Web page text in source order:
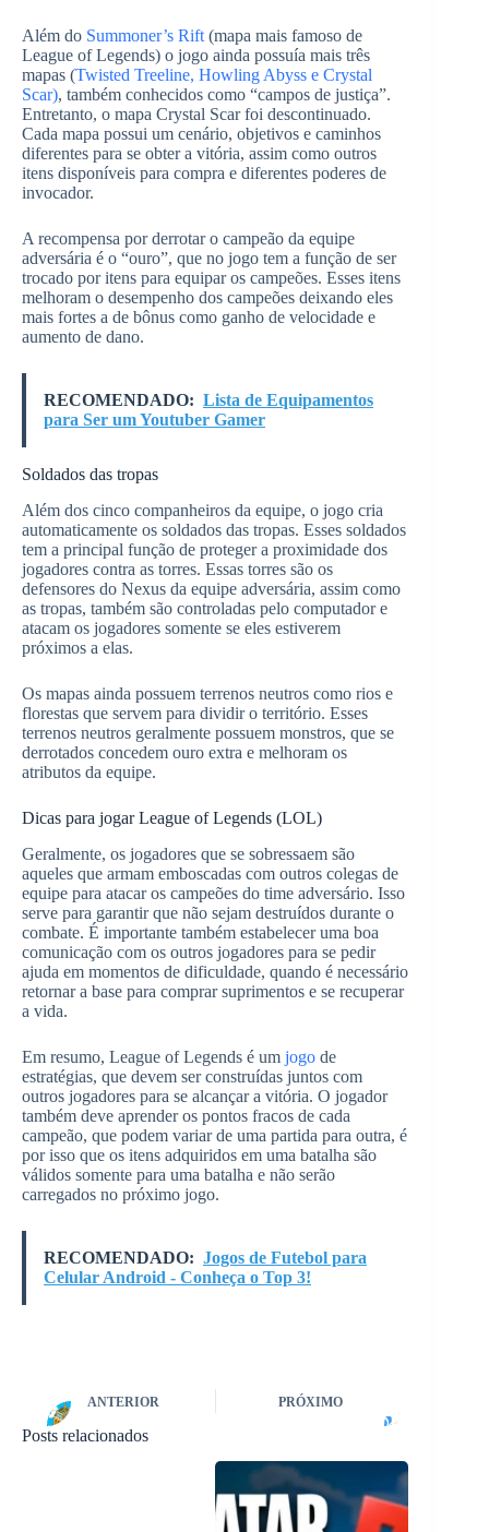
Além do Summoner’s Rift (mapa mais famoso de
League of Legends) o jogo ainda possuía mais três
mapas (Twisted Treeline, Howling Abyss e Crystal
Scar), também conhecidos como “campos de justiça”.
Entretanto, o mapa Crystal Scar foi descontinuado.
Cada mapa possui um cenário, objetivos e caminhos
diferentes para se obter a vitória, assim como outros
itens disponíveis para compra e diferentes poderes de
invocador.
A recompensa por derrotar o campeão da equipe
adversária é o “ouro”, que no jogo tem a função de ser
trocado por itens para equipar os campeões. Esses itens
melhoram o desempenho dos campeões deixando eles
mais fortes a de bônus como ganho de velocidade e
aumento de dano.
RECOMENDADO: Lista de Equipamentos
para Ser um Youtuber Gamer
Soldados das tropas
Além dos cinco companheiros da equipe, o jogo cria
automaticamente os soldados das tropas. Esses soldados
tem a principal função de proteger a proximidade dos
jogadores contra as torres. Essas torres são os
defensores do Nexus da equipe adversária, assim como
as tropas, também são controladas pelo computador e
atacam os jogadores somente se eles estiverem
próximos a elas.
Os mapas ainda possuem terrenos neutros como rios e
florestas que servem para dividir o território. Esses
terrenos neutros geralmente possuem monstros, que se
derrotados concedem ouro extra e melhoram os
atributos da equipe.
Dicas para jogar League of Legends (LOL)
Geralmente, os jogadores que se sobressaem são
aqueles que armam emboscadas com outros colegas de
equipe para atacar os campeões do time adversário. Isso
serve para garantir que não sejam destruídos durante o
combate. É importante também estabelecer uma boa
comunicação com os outros jogadores para se pedir
ajuda em momentos de dificuldade, quando é necessário
retornar a base para comprar suprimentos e se recuperar
a vida.
Em resumo, League of Legends é um jogo de
estratégias, que devem ser construídas juntos com
outros jogadores para se alcançar a vitória. O jogador
também deve aprender os pontos fracos de cada
campeão, que podem variar de uma partida para outra, é
por isso que os itens adquiridos em uma batalha são
válidos somente para uma batalha e não serão
carregados no próximo jogo.
RECOMENDADO: Jogos de Futebol para
Celular Android - Conheça o Top 3!
ANTERIOR PRÓXIMO
Posts relacionados